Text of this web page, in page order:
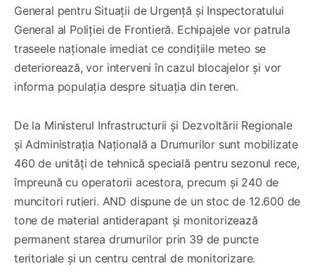
General pentru Situații de Urgență și Inspectoratului
General al Poliției de Frontieră. Echipajele vor patrula
traseele naționale imediat ce condițiile meteo se
deteriorează, vor interveni în cazul blocajelor și vor
informa populația despre situația din teren.
De la Ministerul Infrastructurii și Dezvoltării Regionale
și Administrația Națională a Drumurilor sunt mobilizate
460 de unități de tehnică specială pentru sezonul rece,
împreună cu operatorii acestora, precum și 240 de
muncitori rutieri. AND dispune de un stoc de 12.600 de
tone de material antiderapant și monitorizează
permanent starea drumurilor prin 39 de puncte
teritoriale și un centru central de monitorizare.